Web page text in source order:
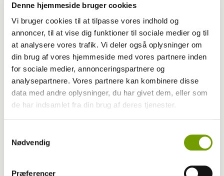
Denne hjemmeside bruger cookies
Vi bruger cookies til at tilpasse vores indhold og
annoncer, til at vise dig funktioner til sociale medier og til
at analysere vores trafik. Vi deler også oplysninger om
din brug af vores hjemmeside med vores partnere inden
for sociale medier, annonceringspartnere og
analysepartnere. Vores partnere kan kombinere disse
data med andre oplysninger, du har givet dem, eller som
de har indsamlet fra din brug af deres tjenester.
Nødvendig
Præferencer
Stjernen over alle stjerner.
Vitus sukkede betaget, men inden han nåede at blive
decideret sentimental, drejede slæden skarpt til højre
ved månen.
Vitus stirrede begejstret, da han så hvad der gemte sig
bag månen.
over himlen. Nordlyset var gult og grønt det ene øjeblik,
og det næste rødt og blåt, det blinkede og skinnede og
farve.